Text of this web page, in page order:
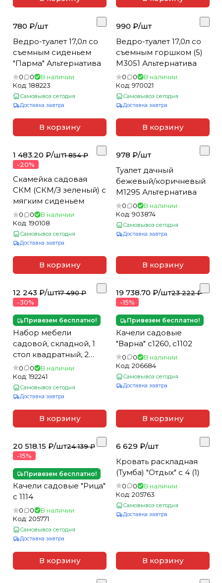
780 ₽/шт
Ведро-туалет 17,0л со
съемным сиденьем
"Парма" Альтернатива
0 0
В наличии
Код:188223
Самовывоз сегодня
Доставка завтра
В корзину
990 ₽/шт
Ведро-туалет 17,0л со
съемным горшком (5)
М3051 Альтернатива
0 0
В наличии
Код: 970021
Самовывоз сегодня
Доставка завтра
В корзину
1 483.20 ₽/шт1 854 ₽
-20%
Скамейка садовая
СКМ (СКМ/З зеленый) с
мягким сиденьем
0 0
В наличии
Код:190108
Самовывоз сегодня
Доставка завтра
В корзину
978 ₽/шт
Туалет дачный
бежевый/коричневый
М1295 Альтернатива
0 0
В наличии
Код: 903874
Самовывоз сегодня
Доставка завтра
В корзину
12 243 ₽/шт17 490 ₽
-30%
Привезем бесплатно!
Набор мебели
садовой, складной, 1
стол квадратный, 2
стула 5539822
0 0
В наличии
Код:192241
Самовывоз сегодня
Доставка завтра
В корзину
19 738.70 ₽/шт23 222 ₽
-15%
Привезем бесплатно!
Качели садовые
"Варна" с1260, с1102
0 0
В наличии
Код: 206684
Самовывоз сегодня
Доставка завтра
В корзину
20 518.15 ₽/шт24 139 ₽
-15%
Привезем бесплатно!
Качели садовые "Рица"
с 1114
0 0
В наличии
Код: 205771
Самовывоз сегодня
Доставка завтра
В корзину
6 629 ₽/шт
Кровать раскладная
(Тумба) "Отдых" с 4 (1)
0 0
В наличии
Код: 205763
Самовывоз сегодня
Доставка завтра
В корзину